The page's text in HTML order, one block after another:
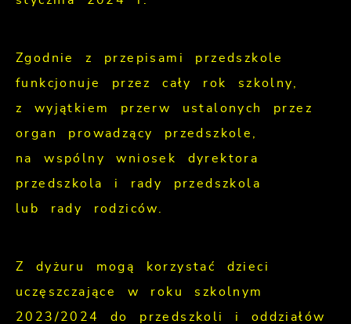
Zgodnie z przepisami przedszkole
funkcjonuje przez cały rok szkolny,
z wyjątkiem przerw ustalonych przez
organ prowadzący przedszkole,
na wspólny wniosek dyrektora
przedszkola i rady przedszkola
lub rady rodziców.
Z dyżuru mogą korzystać dzieci
uczęszczające w roku szkolnym
2023/2024 do przedszkoli i oddziałów